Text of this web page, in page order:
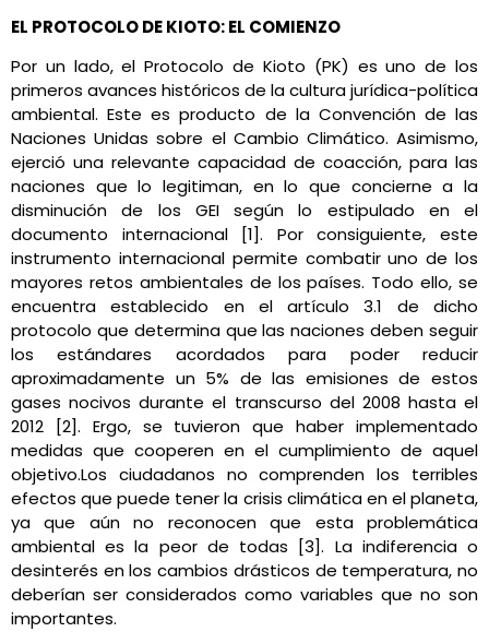
EL PROTOCOLO DE KIOTO: EL COMIENZO
Por un lado, el Protocolo de Kioto (PK) es uno de los
primeros avances históricos de la cultura jurídica-política
ambiental. Este es producto de la Convención de las
Naciones Unidas sobre el Cambio Climático. Asimismo,
ejerció una relevante capacidad de coacción, para las
naciones que lo legitiman, en lo que concierne a la
disminución de los GEI según lo estipulado en el
documento internacional [1]. Por consiguiente, este
instrumento internacional permite combatir uno de los
mayores retos ambientales de los países. Todo ello, se
encuentra establecido en el artículo 3.1 de dicho
protocolo que determina que las naciones deben seguir
los estándares acordados para poder reducir
aproximadamente un 5% de las emisiones de estos
gases nocivos durante el transcurso del 2008 hasta el
2012 [2]. Ergo, se tuvieron que haber implementado
medidas que cooperen en el cumplimiento de aquel
objetivo.Los ciudadanos no comprenden los terribles
efectos que puede tener la crisis climática en el planeta,
ya que aún no reconocen que esta problemática
ambiental es la peor de todas [3]. La indiferencia o
desinterés en los cambios drásticos de temperatura, no
deberían ser considerados como variables que no son
importantes.